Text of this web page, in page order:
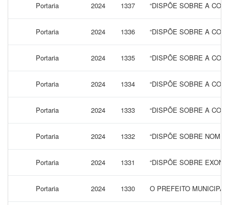
Portaria 2024 1337 “DISPÕE SOBRE A
Portaria 2024 1336 “DISPÕE SOBRE A
Portaria 2024 1335 “DISPÕE SOBRE A
Portaria 2024 1334 “DISPÕE SOBRE A
Portaria 2024 1333 “DISPÕE SOBRE A
Portaria 2024 1332 “DISPÕE SOBRE
Portaria 2024 1331 “DISPÕE SOBRE
Portaria 2024 1330 O PREFEITO